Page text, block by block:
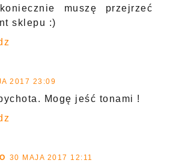
muszę przejrzeć
sklepu :)
2017 23:09
Mogę jeść tonami !
30 MAJA 2017 12:11